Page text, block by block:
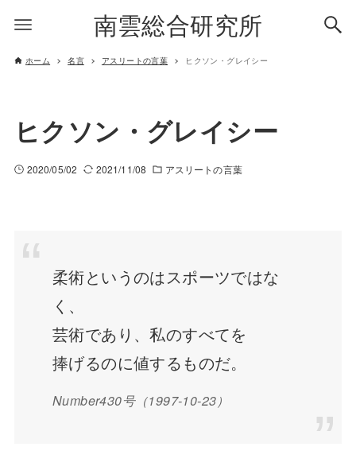
南雲総合研究所
ホーム 名言 アスリートの言葉 ヒクソン・グレイシー
ヒクソン・グレイシー
2020/05/02 2021/11/08 アスリートの言葉
柔術というのはスポーツではな
く、
芸術であり、私のすべてを
捧げるのに値するものだ。
Number430号（1997-10-23）